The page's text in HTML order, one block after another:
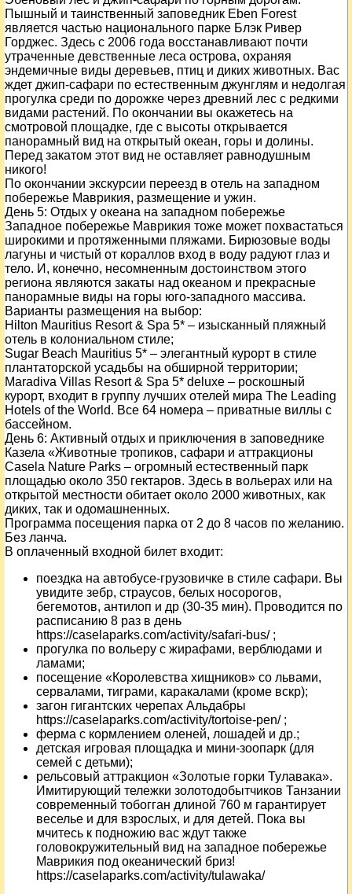
Пышный и таинственный заповедник Eben Forest
является частью национального парке Блэк Ривер
Горджес. Здесь с 2006 года восстанавливают почти
утраченные девственные леса острова, охраняя
эндемичные виды деревьев, птиц и диких животных. Вас
ждет джип-сафари по естественным джунглям и недолгая
прогулка среди по дорожке через древний лес с редкими
видами растений. По окончании вы окажетесь на
смотровой площадке, где с высоты открывается
панорамный вид на открытый океан, горы и долины.
Перед закатом этот вид не оставляет равнодушным
никого!
По окончании экскурсии переезд в отель на западном
побережье Маврикия, размещение и ужин.
День 5: Отдых у океана на западном побережье
Западное побережье Маврикия тоже может похвастаться
широкими и протяженными пляжами. Бирюзовые воды
лагуны и чистый от кораллов вход в воду радуют глаз и
тело. И, конечно, несомненным достоинством этого
региона являются закаты над океаном и прекрасные
панорамные виды на горы юго-западного массива.
Варианты размещения на выбор:
Hilton Mauritius Resort & Spa 5* – изысканный пляжный
отель в колониальном стиле;
Sugar Beach Mauritius 5* – элегантный курорт в стиле
плантаторской усадьбы на обширной территории;
Maradiva Villas Resort & Spa 5* deluxe – роскошный
курорт, входит в группу лучших отелей мира The Leading
Hotels of the World. Все 64 номера – приватные виллы с
бассейном.
День 6: Активный отдых и приключения в заповеднике
Казела «Животные тропиков, сафари и аттракционы
Casela Nature Parks – огромный естественный парк
площадью около 350 гектаров. Здесь в вольерах или на
открытой местности обитает около 2000 животных, как
диких, так и одомашненных.
Программа посещения парка от 2 до 8 часов по желанию.
Без ланча.
В оплаченный входной билет входит:
поездка на автобусе-грузовичке в стиле сафари. Вы
увидите зебр, страусов, белых носорогов,
бегемотов, антилоп и др (30-35 мин). Проводится по
расписанию 8 раз в день
https://caselaparks.com/activity/safari-bus/ ;
прогулка по вольеру с жирафами, верблюдами и
ламами;
посещение «Королевства хищников» со львами,
сервалами, тиграми, каракалами (кроме вскр);
загон гигантских черепах Альдабры
https://caselaparks.com/activity/tortoise-pen/ ;
ферма с кормлением оленей, лошадей и др.;
детская игровая площадка и мини-зоопарк (для
семей с детьми);
рельсовый аттракцион «Золотые горки Тулавака».
Имитирующий тележки золотодобытчиков Танзании
современный тобогган длиной 760 м гарантирует
веселье и для взрослых, и для детей. Пока вы
мчитесь к подножию вас ждут также
головокружительный вид на западное побережье
Маврикия под океанический бриз!
https://caselaparks.com/activity/tulawaka/